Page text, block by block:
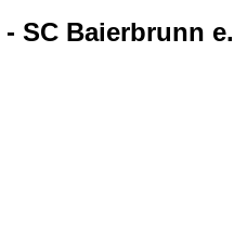
SC Baierbrunn